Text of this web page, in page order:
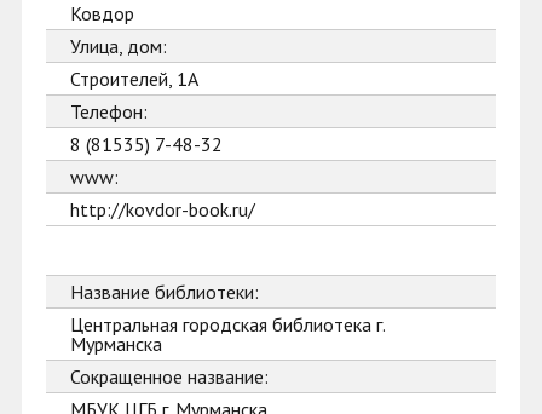
Ковдор
Улица, дом:
Строителей, 1А
Телефон:
8 (81535) 7-48-32
www:
http://kovdor-book.ru/
Название библиотеки:
Центральная городская библиотека г.
Мурманска
Сокращенное название:
МБУК ЦГБ г. Мурманска